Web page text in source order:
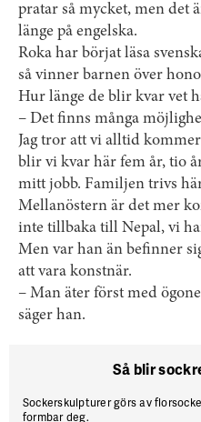
pratar så mycket, men det
länge på engelska.
Roka har börjat läsa
så vinner barnen över
Hur länge de blir kvar vet
– Det finns många
Jag tror att vi alltid
blir vi kvar här fem år, tio
mitt jobb. Familjen trivs
Mellanöstern är det mer
inte tillbaka till Nepal, vi
Men var han än befinner
att vara konstnär.
– Man äter först med
säger han.
Så blir
Sockerskulpturergörs av
formbar deg.